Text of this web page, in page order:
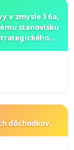
v zmysle § 6a,
stanovisku
dôchodkov.